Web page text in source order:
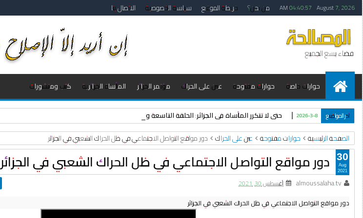
August 7, 2026
04:40:57 AM من نحن؟ خريطة الموقع سياسة الخصوصية الاتصال بنا
فضاء يسع الجميع
حوارات خاصة حوارات مفتوحة عين على الحراك مؤتمر الجزائر المأساة الجزائرية كتب ومنشورات
آخر المواضيع حتى لا تتكرر المأساة في الجزائر: الحلقة التاسعة والعشرون مع النقيب أحمد شوشان 2026-3-8
الصفحة الرئيسية حوارات مفتوحة عين على الحراك دور مواقع التواصل الاجتماعي في ظل الحراك الشعبي في الجزائر
دور مواقع التواصل الاجتماعي في ظل الحراك الشعبي في الجزائر
almoussalaha.tv أغسطس 30, 2021
دور مواقع التواصل الاجتماعي في ظل الحراك الشعبي في الجزائر
30
Aug
2021